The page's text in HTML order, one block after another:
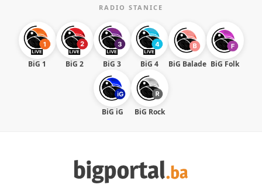
RADIO STANICE
BiG 1 BiG 2 BiG 3 BiG 4 BiG Balade BiG Folk
BiG iG BiG Rock